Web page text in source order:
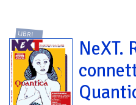
LIBRI
NeXT.